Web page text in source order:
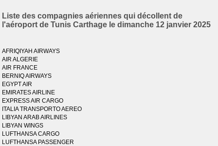
Liste des compagnies aériennes qui décollent de
l'aéroport de Tunis Carthage le dimanche 12 janvier 2025
AFRIQIYAH AIRWAYS
AIR ALGERIE
AIR FRANCE
BERNIQ AIRWAYS
EGYPT AIR
EMIRATES AIRLINE
EXPRESS AIR CARGO
ITALIA TRANSPORTO AEREO
LIBYAN ARAB AIRLINES
LIBYAN WINGS
LUFTHANSA CARGO
LUFTHANSA PASSENGER